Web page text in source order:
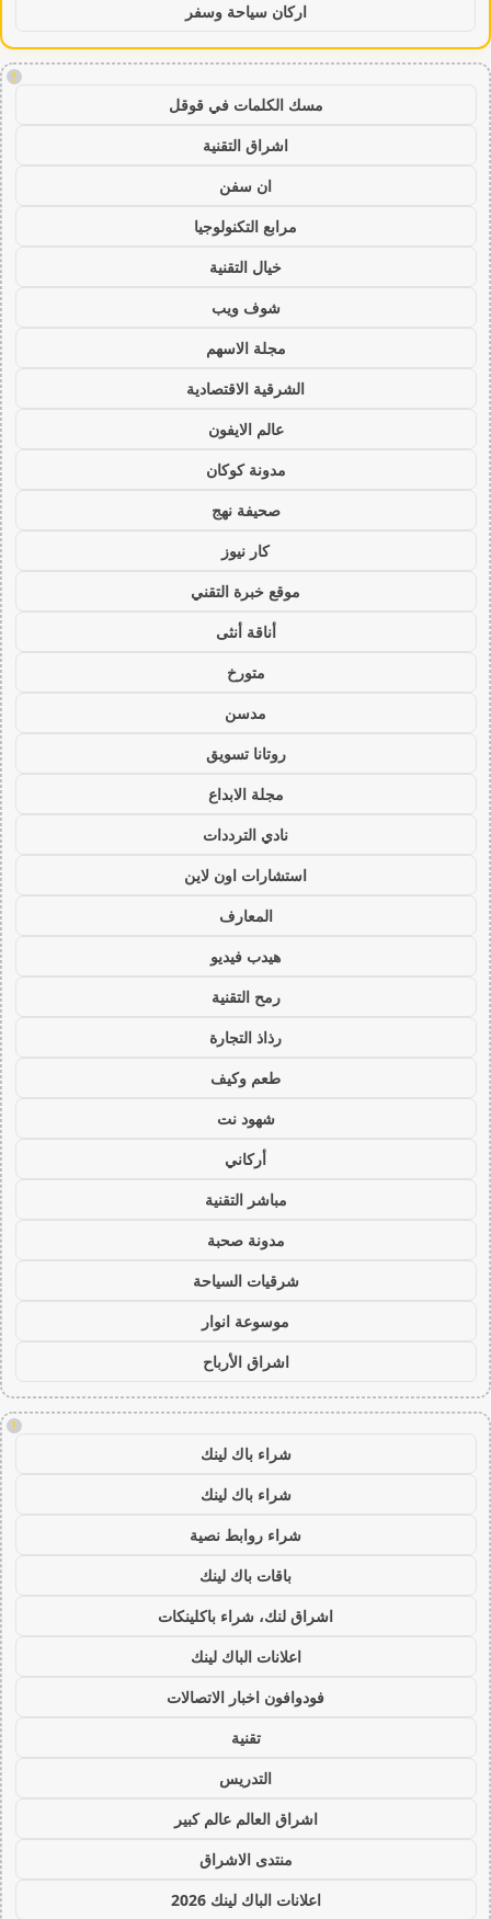
اركان سياحة وسفر
!
مسك الكلمات في قوقل
اشراق التقنية
ان سفن
مرابع التكنولوجيا
خيال التقنية
شوف ويب
مجلة الاسهم
الشرقية الاقتصادية
عالم الايفون
مدونة كوكان
صحيفة نهج
كار نيوز
موقع خبرة التقني
أناقة أنثى
متورخ
مدسن
روتانا تسويق
مجلة الابداع
نادي الترددات
استشارات اون لاين
المعارف
هيدب فيديو
رمح التقنية
رذاذ التجارة
طعم وكيف
شهود نت
أركاني
مباشر التقنية
مدونة صحبة
شرقيات السياحة
موسوعة انوار
اشراق الأرباح
!
شراء باك لينك
شراء باك لينك
شراء روابط نصية
باقات باك لينك
اشراق لنك، شراء باكلينكات
اعلانات الباك لينك
فودوافون اخبار الاتصالات
تقنية
التدريس
اشراق العالم عالم كبير
منتدى الاشراق
اعلانات الباك لينك 2026